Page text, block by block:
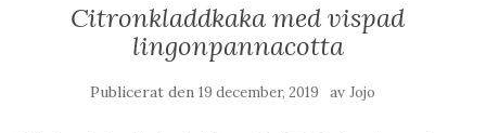
Citronkladdkaka med vispad
lingonpannacotta
Publicerat den 19 december, 2019 av Jojo